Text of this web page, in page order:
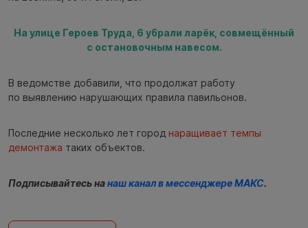
На улице Героев Труда, 6 убрали ларёк, совмещённый
с остановочным навесом.
В ведомстве добавили, что продолжат работу
по выявлению нарушающих правила павильонов.
Последние несколько лет город наращивает темпы
демонтажа таких объектов.
Подписывайтесь нанаш канал в мессенджере МАКС.